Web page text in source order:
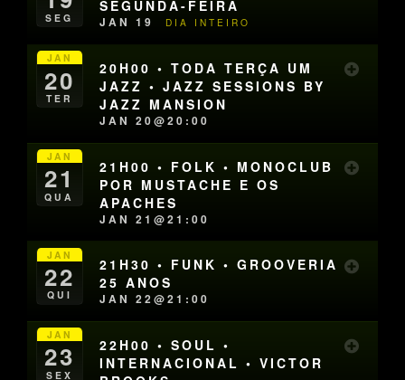
SEG
SEGUNDA-FEIRA
JAN 19 DIA INTEIRO
JAN
20
TER
20H00 • TODA TERÇA UM
JAZZ • JAZZ SESSIONS BY
JAZZ MANSION
JAN 20@20:00
JAN
21
QUA
21H00 • FOLK • MONOCLUB
POR MUSTACHE E OS
APACHES
JAN 21@21:00
JAN
22
QUI
21H30 • FUNK • GROOVERIA
25 ANOS
JAN 22@21:00
JAN
23
SEX
22H00 • SOUL •
INTERNACIONAL • VICTOR